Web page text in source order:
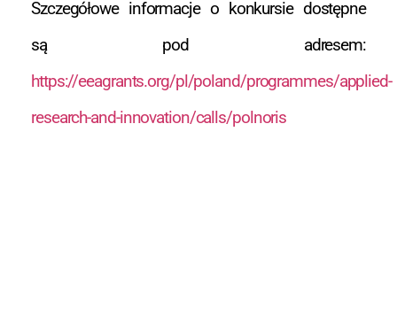
Szczegółowe informacje o konkursie dostępne
są pod adresem:
https://eeagrants.org/pl/poland/programmes/applied-
research-and-innovation/calls/polnoris